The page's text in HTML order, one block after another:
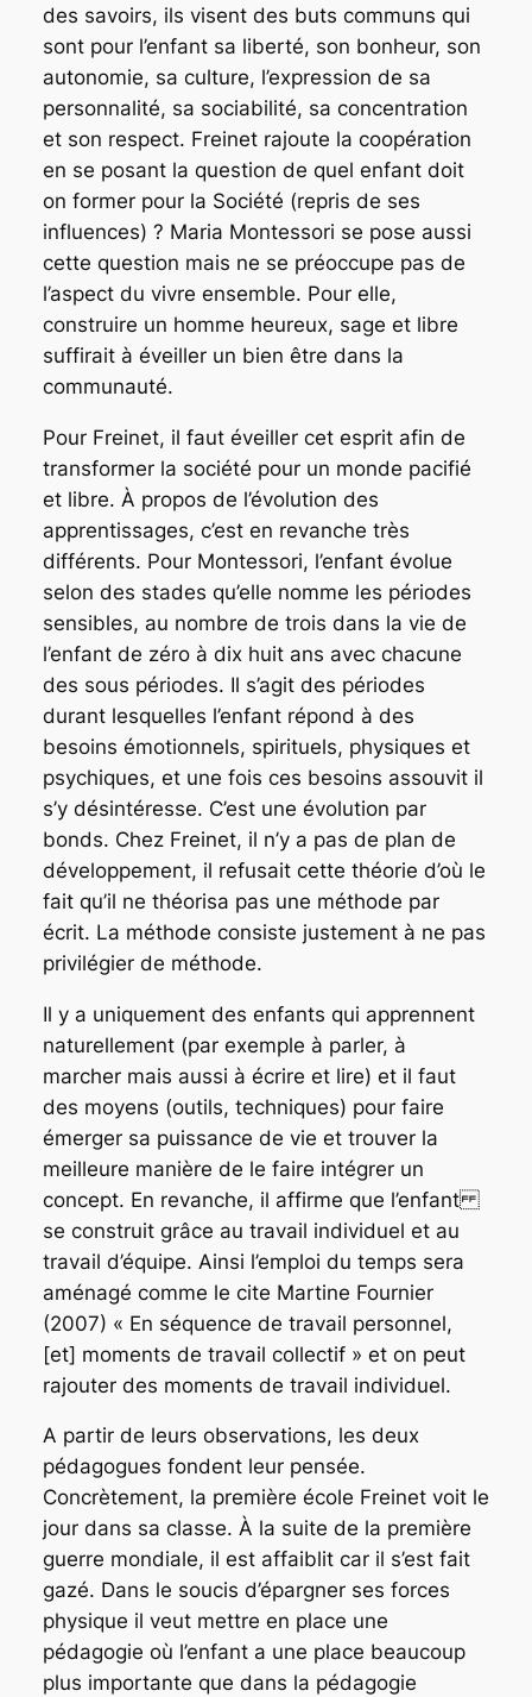
des savoirs, ils visent des buts communs qui
sont pour l’enfant sa liberté, son bonheur, son
autonomie, sa culture, l’expression de sa
personnalité, sa sociabilité, sa concentration
et son respect. Freinet rajoute la coopération
en se posant la question de quel enfant doit
on former pour la Société (repris de ses
influences) ? Maria Montessori se pose aussi
cette question mais ne se préoccupe pas de
l’aspect du vivre ensemble. Pour elle,
construire un homme heureux, sage et libre
suffirait à éveiller un bien être dans la
communauté.
Pour Freinet, il faut éveiller cet esprit afin de
transformer la société pour un monde pacifié
et libre. À propos de l’évolution des
apprentissages, c’est en revanche très
différents. Pour Montessori, l’enfant évolue
selon des stades qu’elle nomme les périodes
sensibles, au nombre de trois dans la vie de
l’enfant de zéro à dix huit ans avec chacune
des sous périodes. Il s’agit des périodes
durant lesquelles l’enfant répond à des
besoins émotionnels, spirituels, physiques et
psychiques, et une fois ces besoins assouvit il
s’y désintéresse. C’est une évolution par
bonds. Chez Freinet, il n’y a pas de plan de
développement, il refusait cette théorie d’où le
fait qu’il ne théorisa pas une méthode par
écrit. La méthode consiste justement à ne pas
privilégier de méthode.
Il y a uniquement des enfants qui apprennent
naturellement (par exemple à parler, à
marcher mais aussi à écrire et lire) et il faut
des moyens (outils, techniques) pour faire
émerger sa puissance de vie et trouver la
meilleure manière de le faire intégrer un
concept. En revanche, il affirme que l’enfant
se construit grâce au travail individuel et au
travail d’équipe. Ainsi l’emploi du temps sera
aménagé comme le cite Martine Fournier
(2007) « En séquence de travail personnel,
[et] moments de travail collectif » et on peut
rajouter des moments de travail individuel.
A partir de leurs observations, les deux
pédagogues fondent leur pensée.
Concrètement, la première école Freinet voit le
jour dans sa classe. À la suite de la première
guerre mondiale, il est affaiblit car il s’est fait
gazé. Dans le soucis d’épargner ses forces
physique il veut mettre en place une
pédagogie où l’enfant a une place beaucoup
plus importante que dans la pédagogie